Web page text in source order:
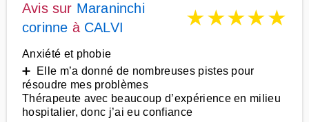
Avis sur Maraninchi
corinne à CALVI ★★★★★
Anxiété et phobie
➕ Elle m’a donné de nombreuses pistes pour
résoudre mes problèmes
Thérapeute avec beaucoup d’expérience en milieu
hospitalier, donc j’ai eu confiance